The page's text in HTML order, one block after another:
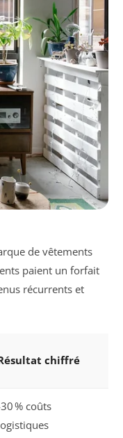
de vêtements
paient un forfait
récurrents et
chiffré
% coûts